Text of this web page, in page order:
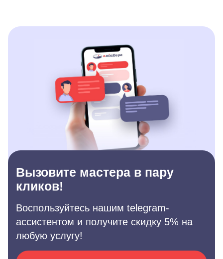
Вызовите мастера в пару
кликов!
Воспользуйтесь нашим telegram-
ассистентом и получите скидку 5% на
любую услугу!